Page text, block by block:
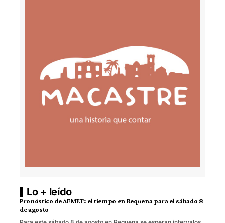
Lo + leído
Pronóstico de AEMET: el tiempo en Requena para el sábado 8
de agosto